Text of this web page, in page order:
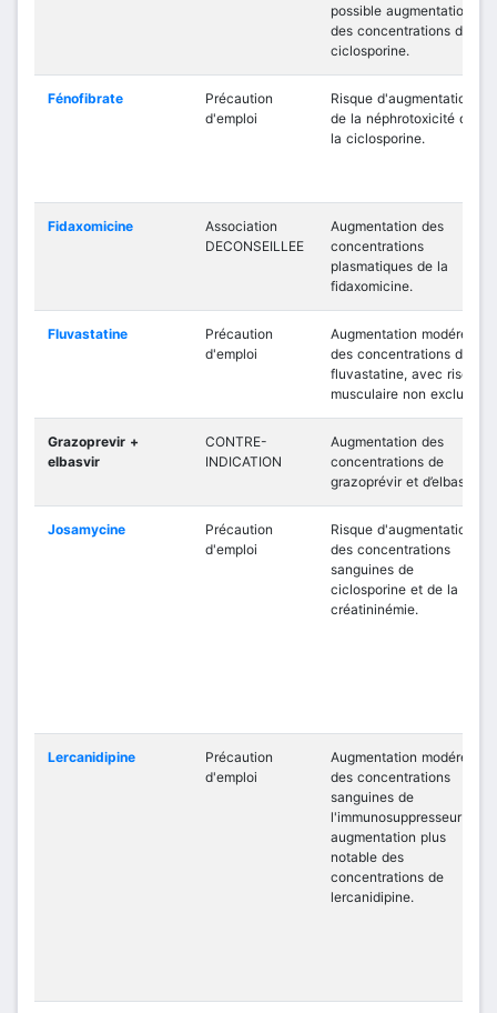
possible augmentation
des concentrations de
ciclosporine.
Fénofibrate
Précaution
d'emploi
Risque d'augmentation
de la néphrotoxicité de
la ciclosporine.
Fidaxomicine
Association
DECONSEILLEE
Augmentation des
concentrations
plasmatiques de la
fidaxomicine.
Fluvastatine
Précaution
d'emploi
Augmentation modérée
des concentrations de
fluvastatine, avec risque
musculaire non exclu.
Grazoprevir +
elbasvir
CONTRE-
INDICATION
Augmentation des
concentrations de
grazoprévir et d’elbasvir.
Josamycine
Précaution
d'emploi
Risque d'augmentation
des concentrations
sanguines de
ciclosporine et de la
créatininémie.
Lercanidipine
Précaution
d'emploi
Augmentation modérée
des concentrations
sanguines de
l'immunosuppresseur et
augmentation plus
notable des
concentrations de
lercanidipine.